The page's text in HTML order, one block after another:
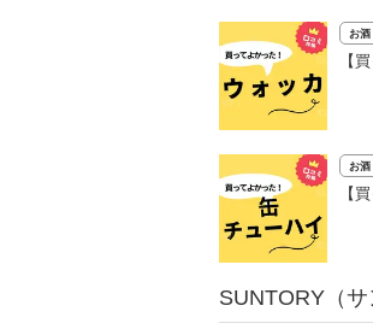
お酒
【
お酒
【
SUNTORY（